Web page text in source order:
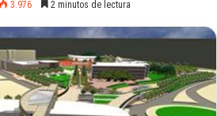
3.976 2 minutos de lectura